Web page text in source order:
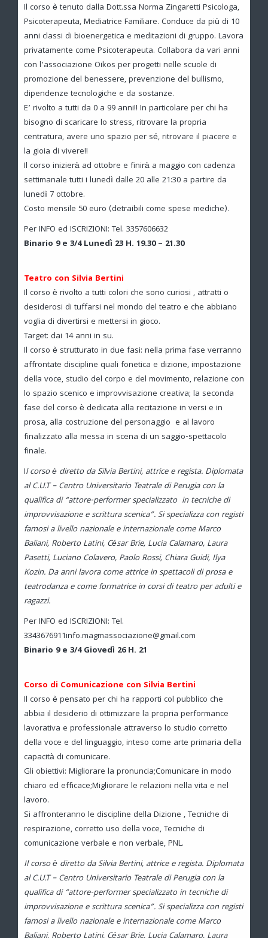
Il corso è tenuto dalla Dott.ssa Norma Zingaretti Psicologa,
Psicoterapeuta, Mediatrice Familiare. Conduce da più di 10
anni classi di bioenergetica e meditazioni di gruppo. Lavora
privatamente come Psicoterapeuta. Collabora da vari anni
con l’associazione Oikos per progetti nelle scuole di
promozione del benessere, prevenzione del bullismo,
dipendenze tecnologiche e da sostanze.
E’ rivolto a tutti da 0 a 99 anni!! In particolare per chi ha
bisogno di scaricare lo stress, ritrovare la propria
centratura, avere uno spazio per sé, ritrovare il piacere e
la gioia di vivere!!
Il corso inizierà ad ottobre e finirà a maggio con cadenza
settimanale tutti i lunedì dalle 20 alle 21:30 a partire da
lunedì 7 ottobre.
Costo mensile 50 euro (detraibili come spese mediche).
Per INFO ed ISCRIZIONI: Tel. 3357606632
Binario 9 e 3/4 Lunedì 23 H. 19.30 – 21.30
Teatro con Silvia Bertini
Il corso è rivolto a tutti colori che sono curiosi , attratti o
desiderosi di tuffarsi nel mondo del teatro e che abbiano
voglia di divertirsi e mettersi in gioco.
Target: dai 14 anni in su.
Il corso è strutturato in due fasi: nella prima fase verranno
affrontate discipline quali fonetica e dizione, impostazione
della voce, studio del corpo e del movimento, relazione con
lo spazio scenico e improvvisazione creativa; la seconda
fase del corso è dedicata alla recitazione in versi e in
prosa, alla costruzione del personaggio e al lavoro
finalizzato alla messa in scena di un saggio-spettacolo
finale.
Il corso è diretto da Silvia Bertini, attrice e regista. Diplomata
al C.U.T – Centro Universitario Teatrale di Perugia con la
qualifica di “attore-performer specializzato in tecniche di
improvvisazione e scrittura scenica”. Si specializza con registi
famosi a livello nazionale e internazionale come Marco
Baliani, Roberto Latini, César Brie, Lucia Calamaro, Laura
Pasetti, Luciano Colavero, Paolo Rossi, Chiara Guidi, Ilya
Kozin. Da anni lavora come attrice in spettacoli di prosa e
teatrodanza e come formatrice in corsi di teatro per adulti e
ragazzi.
Per INFO ed ISCRIZIONI: Tel.
3343676911info.magmassociazione@gmail.com
Binario 9 e 3/4 Giovedì 26 H. 21
Corso di Comunicazione con Silvia Bertini
Il corso è pensato per chi ha rapporti col pubblico che
abbia il desiderio di ottimizzare la propria performance
lavorativa e professionale attraverso lo studio corretto
della voce e del linguaggio, inteso come arte primaria della
capacità di comunicare.
Gli obiettivi: Migliorare la pronuncia;Comunicare in modo
chiaro ed efficace;Migliorare le relazioni nella vita e nel
lavoro.
Si affronteranno le discipline della Dizione , Tecniche di
respirazione, corretto uso della voce, Tecniche di
comunicazione verbale e non verbale, PNL.
Il corso è diretto da Silvia Bertini, attrice e regista. Diplomata
al C.U.T – Centro Universitario Teatrale di Perugia con la
qualifica di “attore-performer specializzato in tecniche di
improvvisazione e scrittura scenica”. Si specializza con registi
famosi a livello nazionale e internazionale come Marco